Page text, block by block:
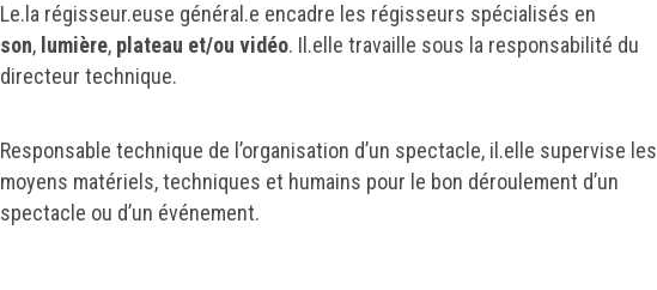
Le.la régisseur.euse général.e encadre les régisseurs spécialisés en
son, lumière, plateau et/ou vidéo. Il.elle travaille sous la responsabilité du
directeur technique.
Responsable technique de l’organisation d’un spectacle, il.elle supervise les
moyens matériels, techniques et humains pour le bon déroulement d’un
spectacle ou d’un événement.